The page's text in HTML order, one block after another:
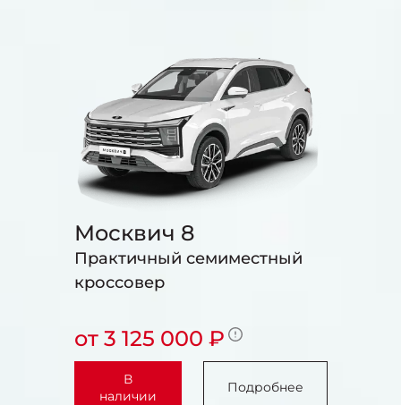
Москвич 8
Практичный семиместный
кроссовер
от 3 125 000 ₽
В
наличии
Подробнее